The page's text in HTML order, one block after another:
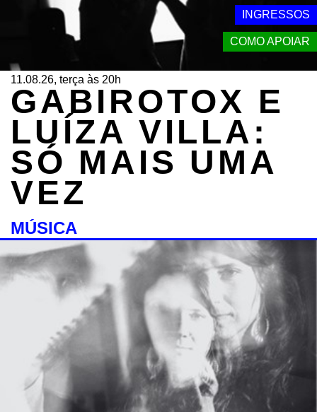
INGRESSOS
COMO APOIAR
11.08.26, terça às 20h
GABIROTOX E
LUÍZA VILLA:
SÓ MAIS UMA
VEZ
MÚSICA